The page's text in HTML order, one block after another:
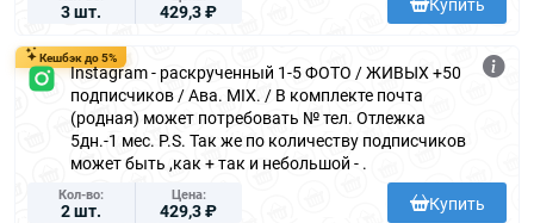
3 шт. 429,3 ₽
Кешбэк до 5%
Instagram - раскрученный 1-5 ФОТО / ЖИВЫХ +50
подписчиков / Ава. MIX. / В комплекте почта
(родная) может потребовать № тел. Отлежка
5дн.-1 мес. P.S. Так же по количеству подписчиков
может быть ,как + так и небольшой - .
Кол-во
2 шт.
Цена
429,3 ₽ Купить